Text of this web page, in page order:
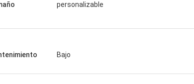
personalizable
Bajo